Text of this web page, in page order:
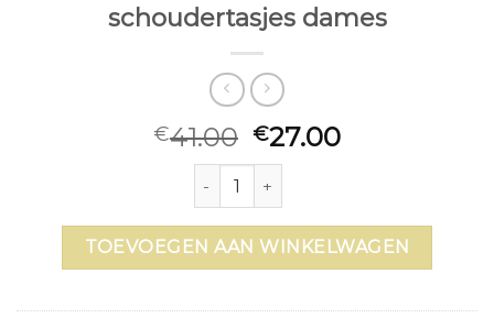
schoudertasjes dames
€41.00 €27.00
schoudertasjes dames aantal
TOEVOEGEN AAN WINKELWAGEN